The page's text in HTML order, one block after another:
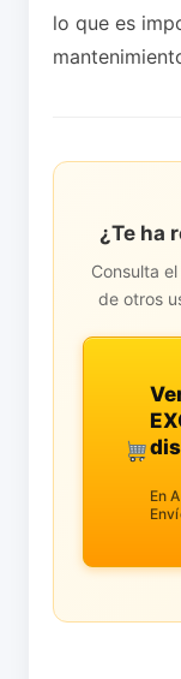
lo que es
¿Te ha
Consulta
de otros
En